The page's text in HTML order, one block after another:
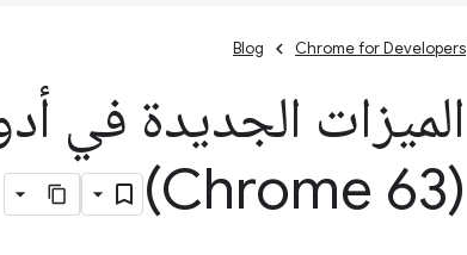
Chrome for Developers
Blog
الميزات الجديدة في
(Chrome 63)